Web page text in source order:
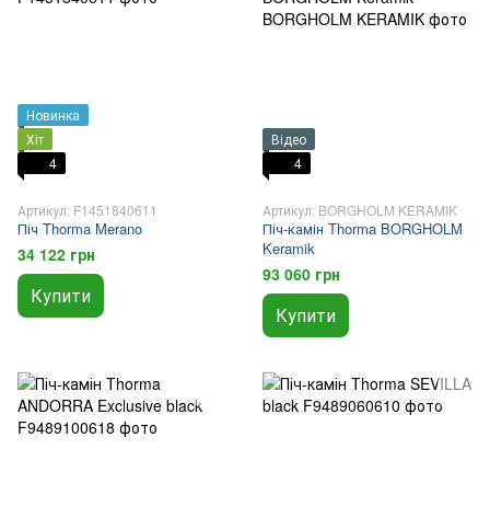
Новинка
Хіт
4
Артикул: F1451840611
Піч Thorma Merano
34 122 грн
Купити
Відео
4
Артикул: BORGHOLM KERAMIK
Піч-камін Thorma BORGHOLM
Keramik
93 060 грн
Купити